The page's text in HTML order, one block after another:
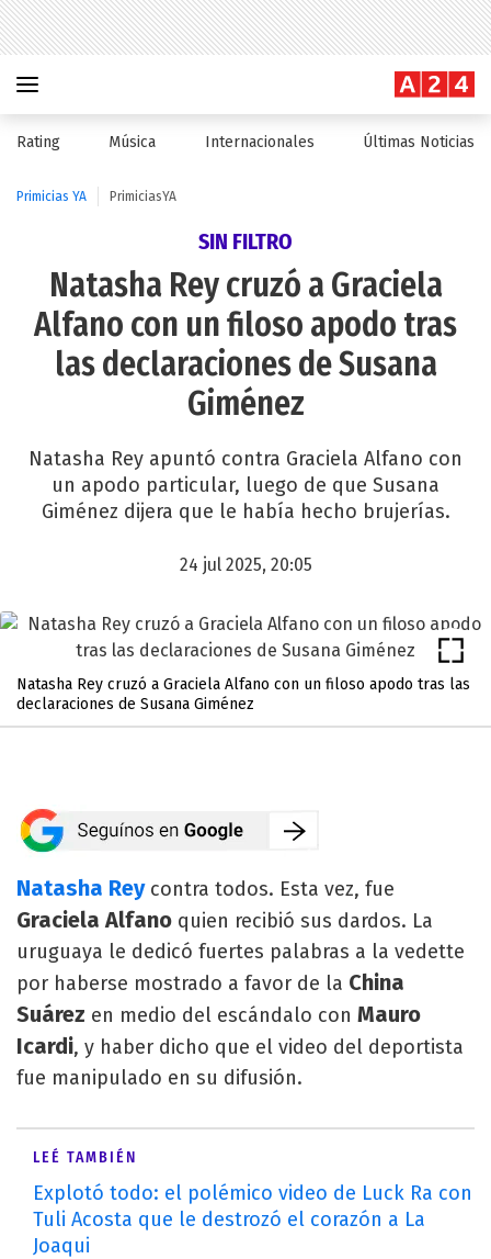
Rating Música Internacionales Últimas Noticias
Primicias YA PrimiciasYA
SIN FILTRO
Natasha Rey cruzó a Graciela
Alfano con un filoso apodo tras
las declaraciones de Susana
Giménez
Natasha Rey apuntó contra Graciela Alfano con
un apodo particular, luego de que Susana
Giménez dijera que le había hecho brujerías.
24 jul 2025, 20:05
Natasha Rey cruzó a Graciela Alfano con un filoso apodo tras las
declaraciones de Susana Giménez
Natasha Reycontra todos. Esta vez, fue
Graciela Alfano quien recibió sus dardos. La
uruguaya le dedicó fuertes palabras a la vedette
por haberse mostrado a favor de la China
Suárez en medio del escándalo con Mauro
Icardi, y haber dicho que el video del deportista
fue manipulado en su difusión.
LEÉ TAMBIÉN
Explotó todo: el polémico video de Luck Ra con
Tuli Acosta que le destrozó el corazón a La
Joaqui